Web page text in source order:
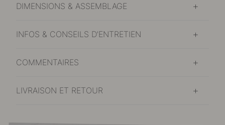
DIMENSIONS & ASSEMBLAGE
INFOS & CONSEILS D'ENTRETIEN
COMMENTAIRES
LIVRAISON ET RETOUR